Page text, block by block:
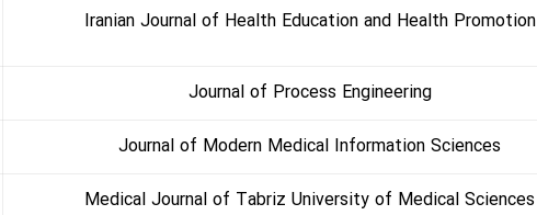
Iranian Journal of Health Education and Health Promotion
Journal of Process Engineering
Journal of Modern Medical Information Sciences
Medical Journal of Tabriz University of Medical Sciences